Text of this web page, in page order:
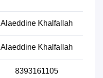
Alaeddine Khalfallah
Alaeddine Khalfallah
8393161105